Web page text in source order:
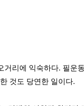
리에 익숙하다. 필운
것도 당연한 일이다.